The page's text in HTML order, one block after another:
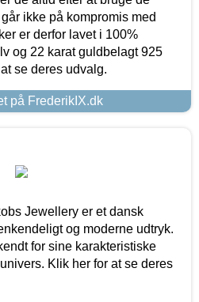
ikke på kompromis med
er derfor lavet i 100%
og 22 karat guldbelagt 925
se deres udvalg.
på FrederikIX.dk
Jewellery er et dansk
og moderne udtryk.
for sine karakteristiske
Klik her for at se deres